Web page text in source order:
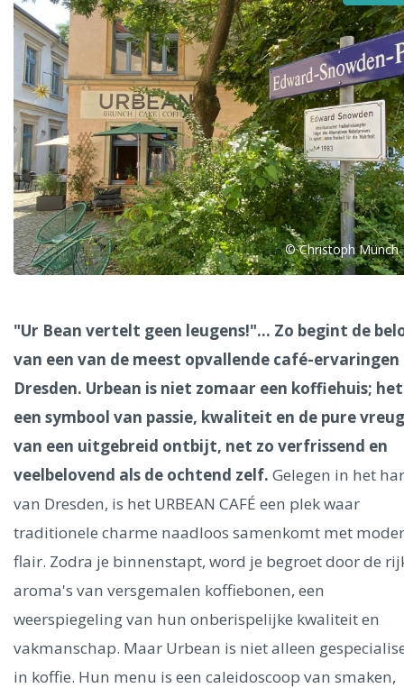
Alle steden
Phoenix
Dresden
Ålesund
Venetië
Dublin
Hong Kong München Wenen Budapest
Madrid
Vancouver
Alles bekijken
© Christoph Münch
"Ur Bean vertelt geen leugens!"... Zo begint de
van een van de meest opvallende café-ervaringen
Dresden. Urbean is niet zomaar een koffiehuis;
een symbool van passie, kwaliteit en de pure
van een uitgebreid ontbijt, net zo verfrissend en
veelbelovend als de ochtend zelf. Gelegen in het
van Dresden, is het URBEAN CAFÉ een plek waar
traditionele charme naadloos samenkomt met
flair. Zodra je binnenstapt, word je begroet door de
aroma's van versgemalen koffiebonen, een
weerspiegeling van hun onberispelijke kwaliteit en
vakmanschap. Maar Urbean is niet alleen
in koffie. Hun menu is een caleidoscoop van smaken,